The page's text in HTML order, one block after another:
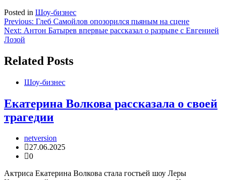
Posted in Шоу-бизнес
Навигация
по
Previous: Глеб Самойлов опозорился пьяным на сцене
Next: Антон Батырев впервые рассказал о разрыве с Евгенией
Лозой
Related Posts
Шоу-бизнес
Екатерина Волкова рассказала о своей
трагедии
netversion
27.06.2025
0
Актриса Екатерина Волкова стала гостьей шоу Леры